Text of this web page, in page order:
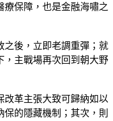
療保障，也是金融海嘯之
之後，立即老調重彈；就
，主戰場再次回到朝大野
改革主張大致可歸納如以
的隱藏機制；其次，則